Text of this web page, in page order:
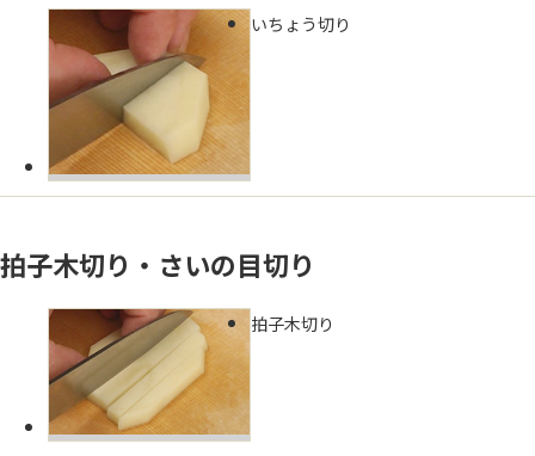
いちょう切り
拍子木切り・さいの目切り
拍子木切り